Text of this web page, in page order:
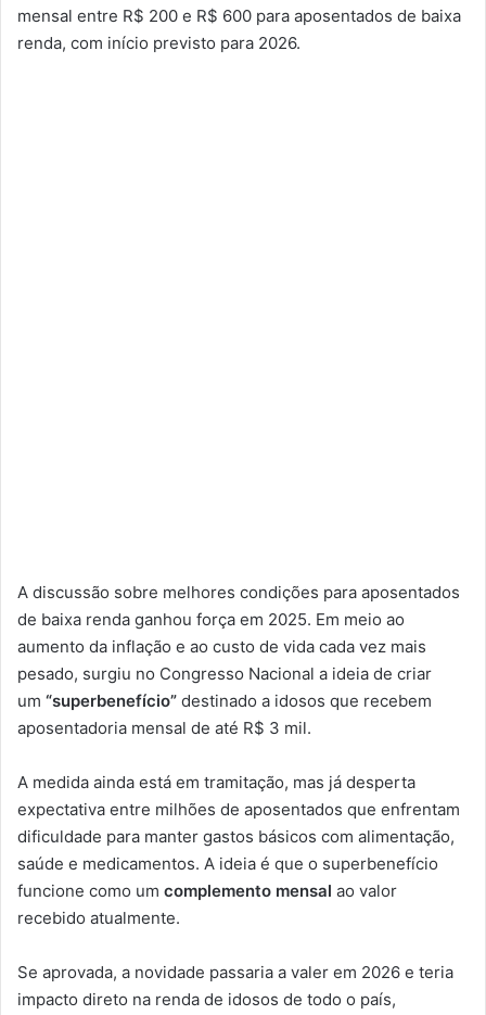
mensal entre R$ 200 e R$ 600 para aposentados de baixa
renda, com início previsto para 2026.
A discussão sobre melhores condições para aposentados
de baixa renda ganhou força em 2025. Em meio ao
aumento da inflação e ao custo de vida cada vez mais
pesado, surgiu no Congresso Nacional a ideia de criar
um “superbenefício” destinado a idosos que recebem
aposentadoria mensal de até R$ 3 mil.
A medida ainda está em tramitação, mas já desperta
expectativa entre milhões de aposentados que enfrentam
dificuldade para manter gastos básicos com alimentação,
saúde e medicamentos. A ideia é que o superbenefício
funcione como um complemento mensal ao valor
recebido atualmente.
Se aprovada, a novidade passaria a valer em 2026 e teria
impacto direto na renda de idosos de todo o país,